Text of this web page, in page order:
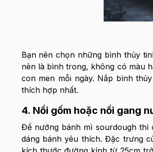
Bạn nên chọn những bình thủy
nên là bình trong, không có màu
con men mỗi ngày. Nắp bình
thích hợp nhất.
4. Nồi gốm hoặc nồi gang
Để nướng bánh mì sourdough
dáng bánh yêu thích. Đặc trưng